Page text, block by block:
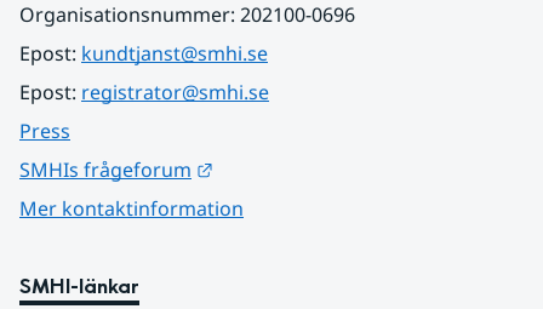
Organisationsnummer: 202100-0696
Epost: kundtjanst@smhi.se
Epost: registrator@smhi.se
Press
SMHIs frågeforum
Mer kontaktinformation
SMHI-länkar